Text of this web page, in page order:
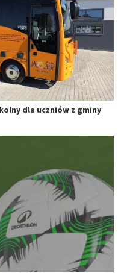
dla uczniów z gminy